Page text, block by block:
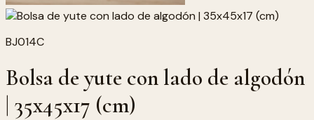
BJ014C
Bolsa de yute con lado de algodón
| 35x45x17 (cm)